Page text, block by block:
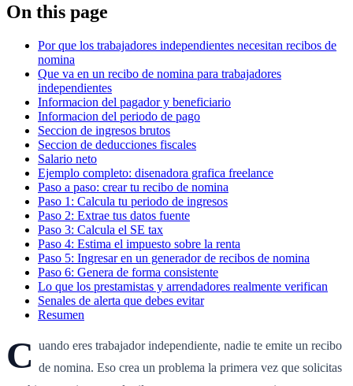
On this page
Por que los trabajadores independientes necesitan recibos de
nomina
Que va en un recibo de nomina para trabajadores
independientes
Informacion del pagador y beneficiario
Informacion del periodo de pago
Seccion de ingresos brutos
Seccion de deducciones fiscales
Salario neto
Ejemplo completo: disenadora grafica freelance
Paso a paso: crear tu recibo de nomina
Paso 1: Calcula tu periodo de ingresos
Paso 2: Extrae tus datos fuente
Paso 3: Calcula el SE tax
Paso 4: Estima el impuesto sobre la renta
Paso 5: Ingresar en un generador de recibos de nomina
Paso 6: Genera de forma consistente
Lo que los prestamistas y arrendadores realmente verifican
Senales de alerta que debes evitar
Resumen
C uando eres trabajador independiente, nadie te emite un recibo
de nomina. Eso crea un problema la primera vez que solicitas